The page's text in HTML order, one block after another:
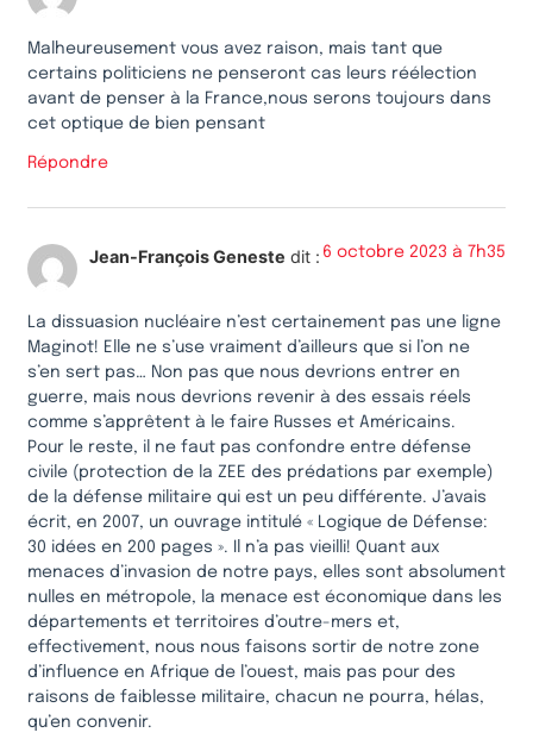
Malheureusement vous avez raison, mais tant que
certains politiciens ne penseront cas leurs réélection
avant de penser à la France,nous serons toujours dans
cet optique de bien pensant
Répondre
Jean-François Geneste dit : 6 octobre 2023 à 7h35
La dissuasion nucléaire n’est certainement pas une ligne
Maginot! Elle ne s’use vraiment d’ailleurs que si l’on ne
s’en sert pas… Non pas que nous devrions entrer en
guerre, mais nous devrions revenir à des essais réels
comme s’apprêtent à le faire Russes et Américains.
Pour le reste, il ne faut pas confondre entre défense
civile (protection de la ZEE des prédations par exemple)
de la défense militaire qui est un peu différente. J’avais
écrit, en 2007, un ouvrage intitulé « Logique de Défense:
30 idées en 200 pages ». Il n’a pas vieilli! Quant aux
menaces d’invasion de notre pays, elles sont absolument
nulles en métropole, la menace est économique dans les
départements et territoires d’outre-mers et,
effectivement, nous nous faisons sortir de notre zone
d’influence en Afrique de l’ouest, mais pas pour des
raisons de faiblesse militaire, chacun ne pourra, hélas,
qu’en convenir.